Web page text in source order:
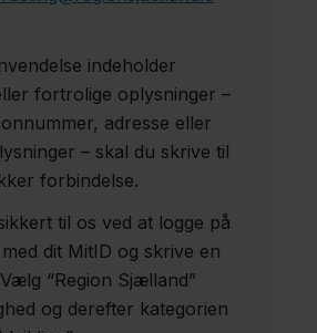
indeholder
fortrolige oplysninger –
adresse eller
– skal du skrive til
forbindelse.
til os ved at logge på
dit MitID og skrive en
“Region Sjælland”
og derefter kategorien